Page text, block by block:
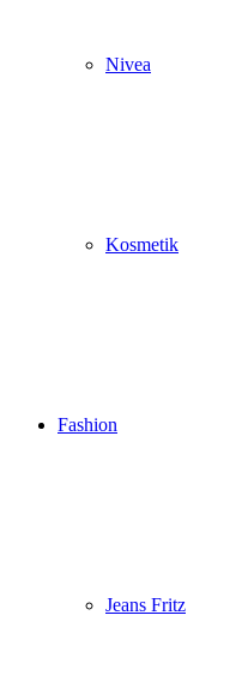
Nivea
Kosmetik
Fashion
Jeans Fritz